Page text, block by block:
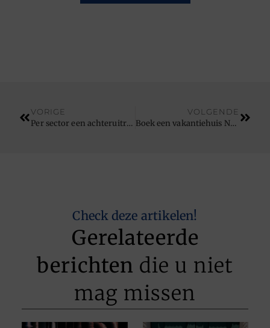
VORIGE
Per sector een achteruitrijcamera
VOLGENDE
Boek een vakantiehuis Normandië
Check deze artikelen!
Gerelateerde
berichten die u niet
mag missen